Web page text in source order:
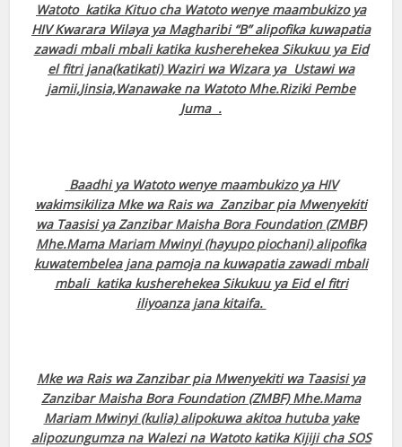
Watoto katika Kituo cha Watoto wenye maambukizo ya
HIV Kwarara Wilaya ya Magharibi “B” alipofika kuwapatia
zawadi mbali mbali katika kusherehekea Sikukuu ya Eid
el fitri jana(katikati) Waziri wa Wizara ya Ustawi wa
jamii,Jinsia,Wanawake na Watoto Mhe.Riziki Pembe
Juma .
Baadhi ya Watoto wenye maambukizo ya HIV
wakimsikiliza Mke wa Rais wa Zanzibar pia Mwenyekiti
wa Taasisi ya Zanzibar Maisha Bora Foundation (ZMBF)
Mhe.Mama Mariam Mwinyi (hayupo piochani) alipofika
kuwatembelea jana pamoja na kuwapatia zawadi mbali
mbali katika kusherehekea Sikukuu ya Eid el fitri
iliyoanza jana kitaifa.
Mke wa Rais wa Zanzibar pia Mwenyekiti wa Taasisi ya
Zanzibar Maisha Bora Foundation (ZMBF) Mhe.Mama
Mariam Mwinyi (kulia) alipokuwa akitoa hutuba yake
alipozungumza na Walezi na Watoto katika Kijiji cha SOS